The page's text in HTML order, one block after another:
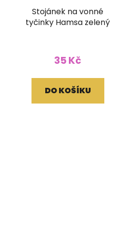
Stojánek na vonné
tyčinky Hamsa zelený
35 Kč
DO KOŠÍKU